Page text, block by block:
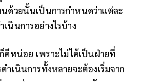
ด้วยนั้นเป็นการกำหนดว่าแต่ละ
นินการอย่างไรบ้าง
ดีหน่อย เพราะไม่ได้เป็นฝ่ายที่
ำเนินการทั้งหลายจะต้องเริ่มจาก